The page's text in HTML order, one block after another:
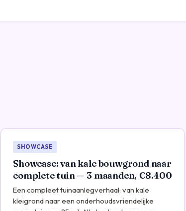
SHOWCASE
Showcase: van kale bouwgrond naar
complete tuin — 3 maanden, €8.400
Een compleet tuinaanlegverhaal: van kale
kleigrond naar een onderhoudsvriendelijke